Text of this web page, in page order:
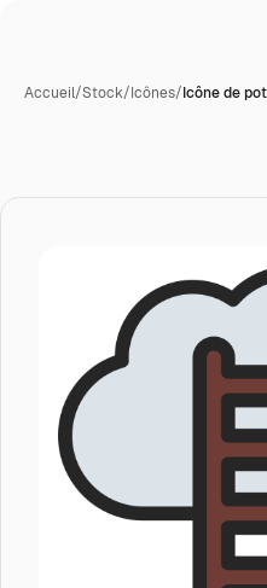
Accueil/Stock/Icônes/Icône de